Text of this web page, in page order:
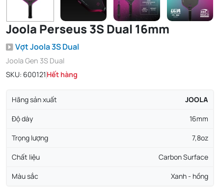
Joola Perseus 3S Dual 16mm
Vợt Joola 3S Dual
Joola Gen 3S Dual
SKU: 600121 Hết hàng
Hãng sản xuất JOOLA
Độ dày 16mm
Trọng lượng 7,8oz
Chất liệu Carbon Surface
Màu sắc Xanh - hồng